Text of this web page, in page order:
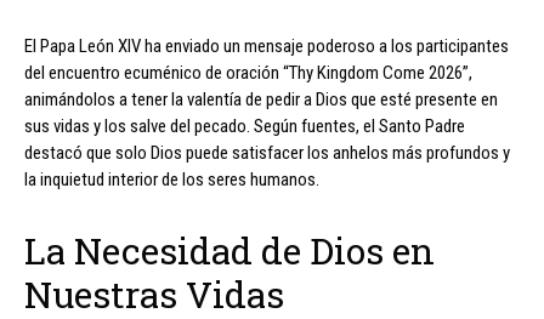
El Papa León XIV ha enviado un mensaje poderoso a los participantes
del encuentro ecuménico de oración “Thy Kingdom Come 2026”,
animándolos a tener la valentía de pedir a Dios que esté presente en
sus vidas y los salve del pecado. Según fuentes, el Santo Padre
destacó que solo Dios puede satisfacer los anhelos más profundos y
la inquietud interior de los seres humanos.
La Necesidad de Dios en
Nuestras Vidas